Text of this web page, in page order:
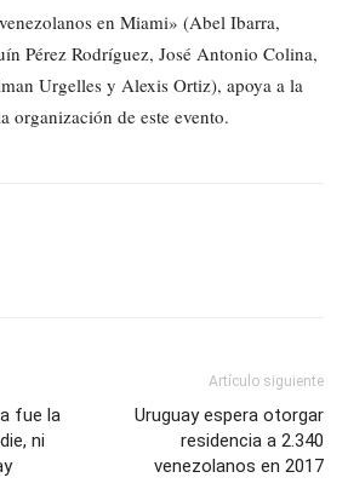
en Miami» (Abel Ibarra,
Pérez Rodríguez, José Antonio Colina,
Urgelles y Alexis Ortiz), apoya a la
organización de este evento.
fue la
ni
Artículo siguiente
Uruguay espera otorgar
residencia a 2.340
venezolanos en 2017